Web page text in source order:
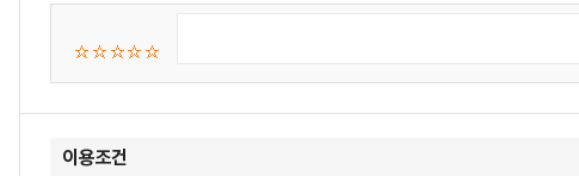
이용조건